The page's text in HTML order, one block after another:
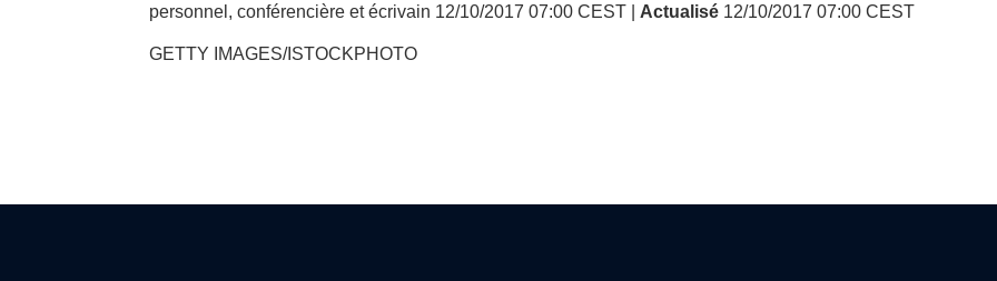
personnel, conférencière et écrivain 12/10/2017 07:00 CEST Actualisé 12/10/2017 07:00 CEST
GETTY IMAGES/ISTOCKPHOTO